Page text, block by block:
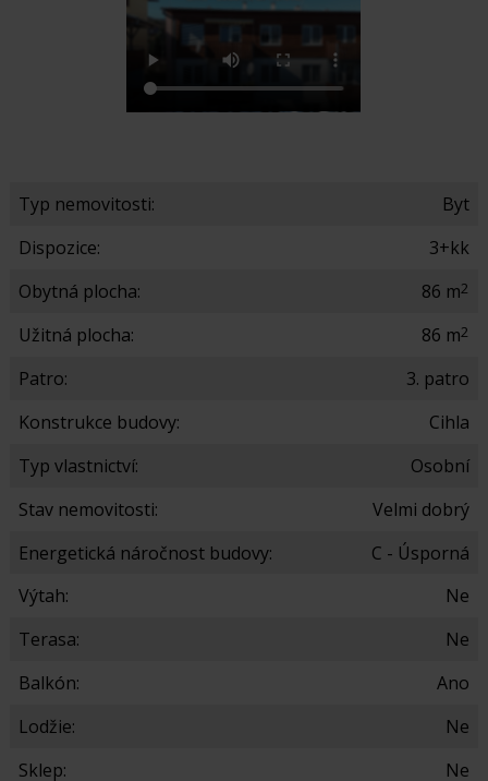
Typ nemovitosti:
Byt
Dispozice:
3+kk
Obytná plocha:
86 m2
Užitná plocha: 86 m2
Patro:
3. patro
Konstrukce budovy:
Cihla
Typ vlastnictví:
Osobní
Stav nemovitosti:
Velmi dobrý
Energetická náročnost budovy:
C - Úsporná
Výtah:
Ne
Terasa:
Ne
Balkón:
Ano
Lodžie:
Ne
Sklep:
Ne